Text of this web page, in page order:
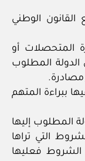
الوطني
المتحصلات أو
الدولة المطلوب
مصادرة.
ببراءة المتهم
المطلوب إليها
التي تراها
الشروط فعليها